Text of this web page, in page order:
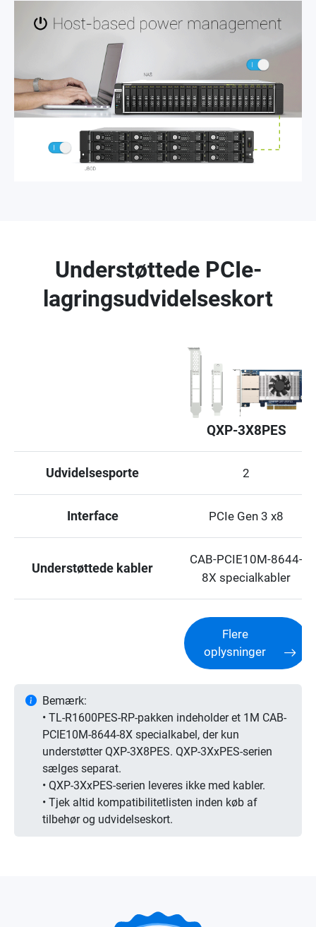
Understøttede PCIe-
lagringsudvidelseskort
QXP-3X8PES
Udvidelsesporte 2
Interface PCIe Gen 3 x8
Understøttede kabler
CAB-PCIE10M-8644-
8X specialkabler
Flere
oplysninger
Bemærk:
• TL-R1600PES-RP-pakken indeholder et 1M CAB-
PCIE10M-8644-8X specialkabel, der kun
understøtter QXP-3X8PES. QXP-3XxPES-serien
sælges separat.
• QXP-3XxPES-serien leveres ikke med kabler.
• Tjek altid kompatibilitetlisten inden køb af
tilbehør og udvidelseskort.